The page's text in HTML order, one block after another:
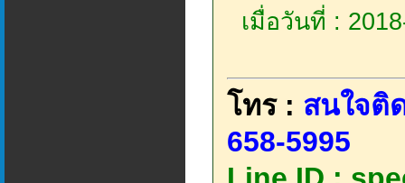
เมื่อวันที่ :
โทร : สนใจติ
658-5995